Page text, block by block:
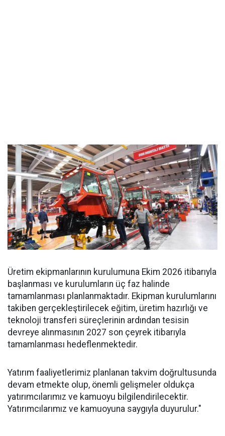
Üretim ekipmanlarının kurulumuna Ekim 2026 itibarıyla
başlanması ve kurulumların üç faz halinde
tamamlanması planlanmaktadır. Ekipman kurulumlarını
takiben gerçekleştirilecek eğitim, üretim hazırlığı ve
teknoloji transferi süreçlerinin ardından tesisin
devreye alınmasının 2027 son çeyrek itibarıyla
tamamlanması hedeflenmektedir.
Yatırım faaliyetlerimiz planlanan takvim doğrultusunda
devam etmekte olup, önemli gelişmeler oldukça
yatırımcılarımız ve kamuoyu bilgilendirilecektir.
Yatırımcılarımız ve kamuoyuna saygıyla duyurulur."